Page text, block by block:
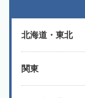
北海道・東北
関東